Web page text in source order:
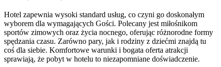
Hotel zapewnia wysoki standard usług, co czyni go doskonałym
wyborem dla wymagających Gości. Polecany jest miłośnikom
sportów zimowych oraz życia nocnego, oferując różnorodne formy
spędzania czasu. Zarówno pary, jak i rodziny z dziećmi znajdą tu
coś dla siebie. Komfortowe warunki i bogata oferta atrakcji
sprawiają, że pobyt w hotelu to niezapomniane doświadczenie.